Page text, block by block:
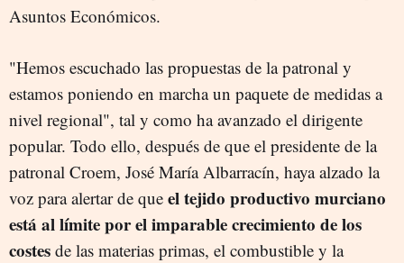
Asuntos Económicos.
"Hemos escuchado las propuestas de la patronal y
estamos poniendo en marcha un paquete de medidas a
nivel regional", tal y como ha avanzado el dirigente
popular. Todo ello, después de que el presidente de la
patronal Croem, José María Albarracín, haya alzado la
voz para alertar de que el tejido productivo murciano
está al límite por el imparable crecimiento de los
costes de las materias primas, el combustible y la